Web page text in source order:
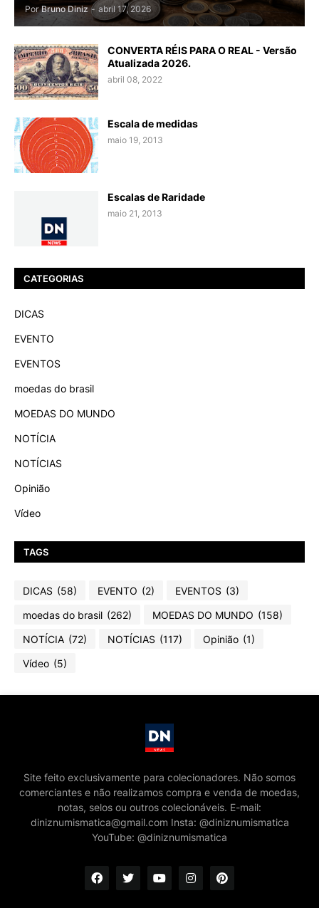
Por Bruno Diniz - abril 17, 2026
CONVERTA RÉIS PARA O REAL - Versão
Atualizada 2026.
abril 08, 2022
Escala de medidas
maio 19, 2013
Escalas de Raridade
maio 21, 2013
CATEGORIAS
DICAS
EVENTO
EVENTOS
moedas do brasil
MOEDAS DO MUNDO
NOTÍCIA
NOTÍCIAS
Opinião
Vídeo
TAGS
DICAS (58) EVENTO (2) EVENTOS (3)
moedas do brasil (262) MOEDAS DO MUNDO (158)
NOTÍCIA (72) NOTÍCIAS (117) Opinião (1)
Vídeo (5)
Site feito exclusivamente para colecionadores. Não somos
comerciantes e não realizamos compra e venda de moedas,
notas, selos ou outros colecionáveis. E-mail:
diniznumismatica@gmail.com Insta: @diniznumismatica
YouTube: @diniznumismatica